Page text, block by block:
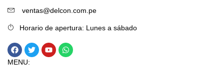
ventas@delcon.com.pe
Horario de apertura: Lunes a sábado
MENU: